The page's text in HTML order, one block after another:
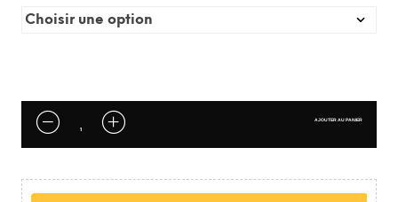
AJOUTER AU PANIER